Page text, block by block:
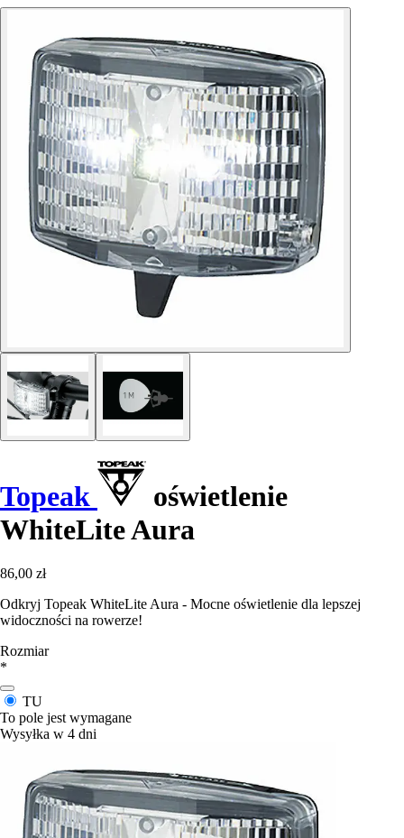
Topeak
oświetlenie
WhiteLite Aura
86,00 zł
Odkryj Topeak WhiteLite Aura - Mocne oświetlenie dla lepszej
widoczności na rowerze!
Rozmiar
*
TU
To pole jest wymagane
Wysyłka w 4 dni